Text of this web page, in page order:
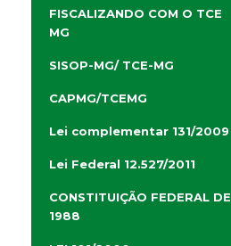
FISCALIZANDO COM O TCE
MG
SISOP-MG/ TCE-MG
CAPMG/TCEMG
Lei complementar 131/2009
Lei Federal 12.527/2011
CONSTITUIÇÃO FEDERAL DE
1988